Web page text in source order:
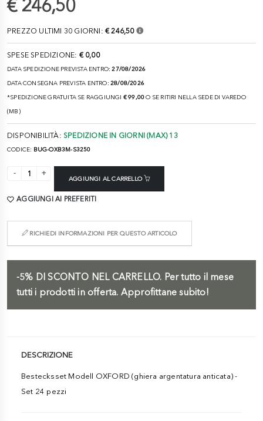
€ 246,50
PREZZO ULTIMI 30 GIORNI: € 246,50
SPESE SPEDIZIONE: € 0,00
DATA SPEDIZIONE PREVISTA ENTRO:27/08/2026
DATA CONSEGNA PREVISTA ENTRO: 28/08/2026
*SPEDIZIONE GRATUITA SE RAGGIUNGI € 99,00O SE RITIRI NELLA SEDE DI VAREDO
(MB)
DISPONIBILITÀ: SPEDIZIONE IN GIORNI (MAX) 13
CODICE: BUG-OXB3M-S3250
AGGIUNGI AL CARRELLO
AGGIUNGI AI PREFERITI
RICHIEDI INFORMAZIONI PER QUESTO ARTICOLO
-5% DI SCONTO NEL CARRELLO. Per tutto il mese
tutti i prodotti in offerta. Approfittane subito!
DESCRIZIONE
Bestecksset Modell OXFORD (ghiera argentatura anticata) -
Set 24 pezzi